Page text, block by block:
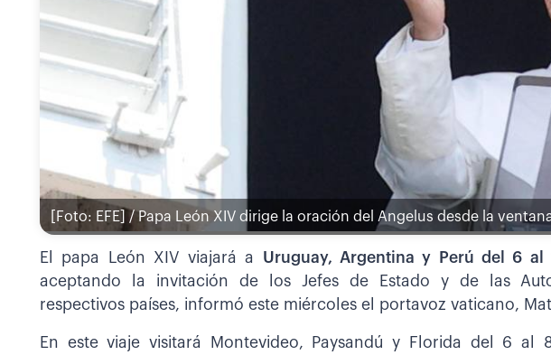
[Foto: EFE] / Papa León XIV dirige la oración del Angelus desde la
El papa León XIV viajará a Uruguay, Argentina y Perú del 6 al
aceptando la invitación de los Jefes de Estado y de las
respectivos países, informó este miércoles el portavoz vaticano,
En este viaje visitará Montevideo, Paysandú y Florida del 6 al